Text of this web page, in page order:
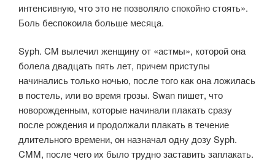
интенсивную, что это не позволяло спокойно стоять».
Боль беспокоила больше месяца.
Syph. CM вылечил женщину от «астмы», которой она
болела двадцать пять лет, причем приступы
начинались только ночью, после того как она ложилась
в постель, или во время грозы. Swan пишет, что
новорожденным, которые начинали плакать сразу
после рождения и продолжали плакать в течение
длительного времени, он назначал одну дозу Syph.
CMM, после чего их было трудно заставить заплакать.